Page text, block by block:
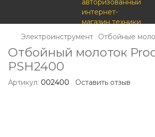
Электроинструмент Отбойные
Отбойный молоток
PSH2400
Артикул: 002400 Оставить отзыв